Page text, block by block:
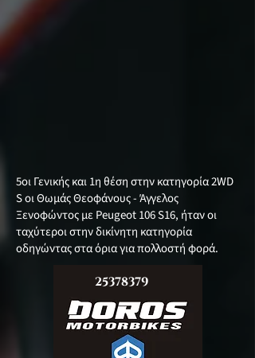
5οι Γενικής και 1η θέση στην κατηγορία 2WD
S οι Θωμάς Θεοφάνους - Άγγελος
Ξενοφώντος με Peugeot 106 S16, ήταν οι
ταχύτεροι στην δικίνητη κατηγορία
οδηγώντας στα όρια για πολλοστή φορά.
25378379